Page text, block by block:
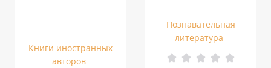
Книги иностранных
авторов
Познавательная
литература